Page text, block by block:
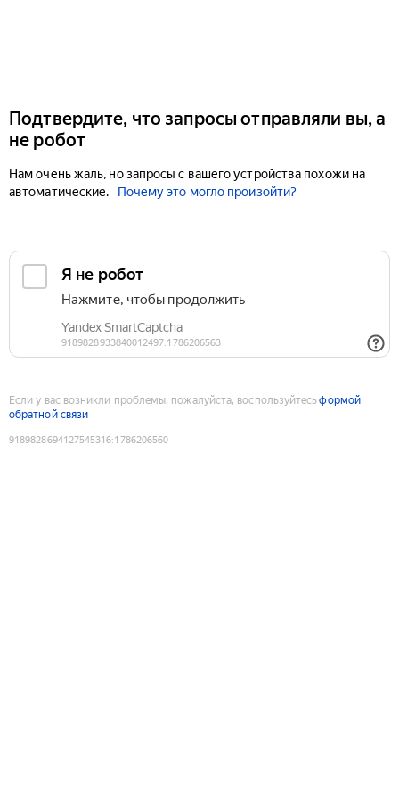
Подтвердите, что запросы отправляли вы, а
не робот
Нам очень жаль, но запросы с вашего устройства похожи на
автоматические.
Почему это могло произойти?
Если у вас возникли проблемы, пожалуйста, воспользуйтесьформой
обратной связи
9189828694127545316:1786206560